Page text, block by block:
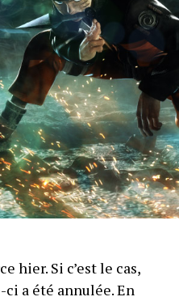
hier. Si c’est le cas,
ci a été annulée. En